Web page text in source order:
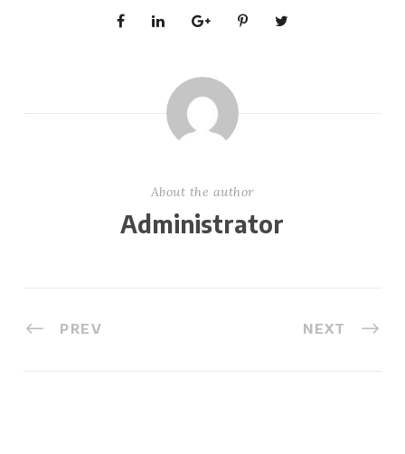
About the author
Administrator
PREV NEXT